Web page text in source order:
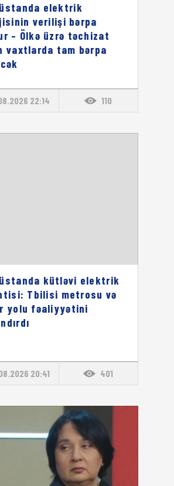
elektrik
verilişi bərpa
– Ölkə üzrə təchizat
vaxtlarda tam bərpa
22:14 110
kütləvi elektrik
Tbilisi metrosu və
yolu fəaliyyətini
20:41 401